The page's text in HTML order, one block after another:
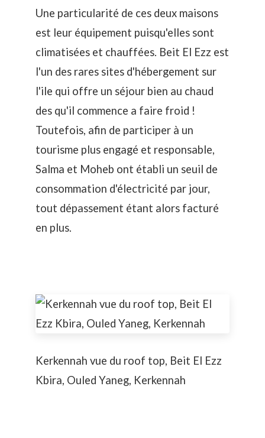
Une particularité de ces deux maisons
est leur équipement puisqu'elles sont
climatisées et chauffées. Beit El Ezz est
l'un des rares sites d'hébergement sur
l'ile qui offre un séjour bien au chaud
des qu'il commence a faire froid !
Toutefois, afin de participer à un
tourisme plus engagé et responsable,
Salma et Moheb ont établi un seuil de
consommation d'électricité par jour,
tout dépassement étant alors facturé
en plus.
Kerkennah vue du roof top, Beit El Ezz
Kbira, Ouled Yaneg, Kerkennah